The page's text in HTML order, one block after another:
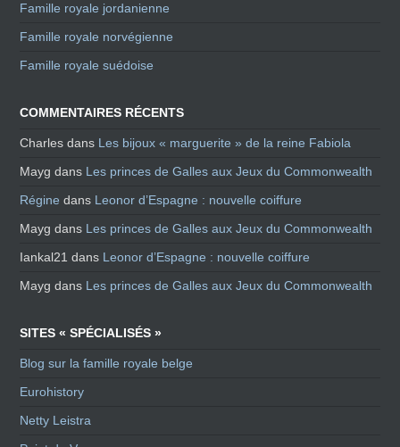
Famille royale jordanienne
Famille royale norvégienne
Famille royale suédoise
COMMENTAIRES RÉCENTS
Charles dans Les bijoux « marguerite » de la reine Fabiola
Mayg dans Les princes de Galles aux Jeux du Commonwealth
Régine dans Leonor d’Espagne : nouvelle coiffure
Mayg dans Les princes de Galles aux Jeux du Commonwealth
Iankal21 dans Leonor d’Espagne : nouvelle coiffure
Mayg dans Les princes de Galles aux Jeux du Commonwealth
SITES « SPÉCIALISÉS »
Blog sur la famille royale belge
Eurohistory
Netty Leistra